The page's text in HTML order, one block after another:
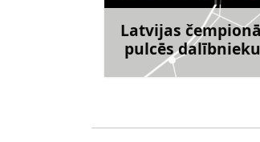
Latvijas
pulcēs